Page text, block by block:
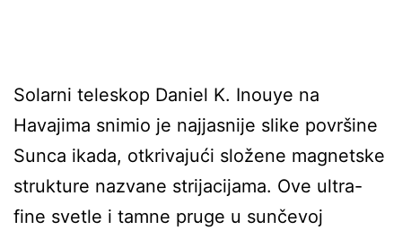
Solarni teleskop Daniel K. Inouye na
Havajima snimio je najjasnije slike površine
Sunca ikada, otkrivajući složene magnetske
strukture nazvane strijacijama. Ove ultra-
fine svetle i tamne pruge u sunčevoj